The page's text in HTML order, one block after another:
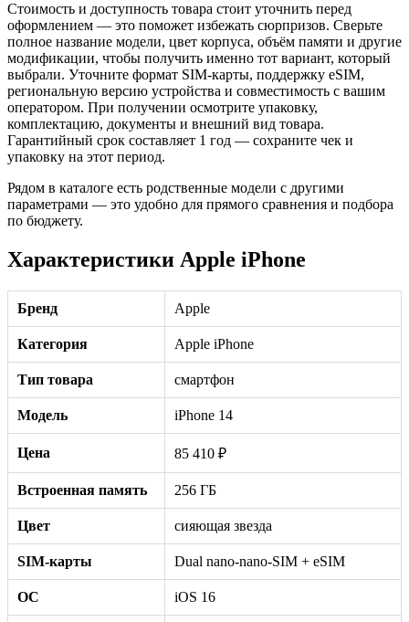
Стоимость и доступность товара стоит уточнить перед
оформлением — это поможет избежать сюрпризов. Сверьте
полное название модели, цвет корпуса, объём памяти и другие
модификации, чтобы получить именно тот вариант, который
выбрали. Уточните формат SIM-карты, поддержку eSIM,
региональную версию устройства и совместимость с вашим
оператором. При получении осмотрите упаковку,
комплектацию, документы и внешний вид товара.
Гарантийный срок составляет 1 год — сохраните чек и
упаковку на этот период.
Рядом в каталоге есть родственные модели с другими
параметрами — это удобно для прямого сравнения и подбора
по бюджету.
Характеристики Apple iPhone
Бренд Apple
Категория Apple iPhone
Тип товара смартфон
Модель iPhone 14
Цена 85 410 ₽
Встроенная память 256 ГБ
Цвет сияющая звезда
SIM-карты Dual nano-nano-SIM + eSIM
ОС iOS 16